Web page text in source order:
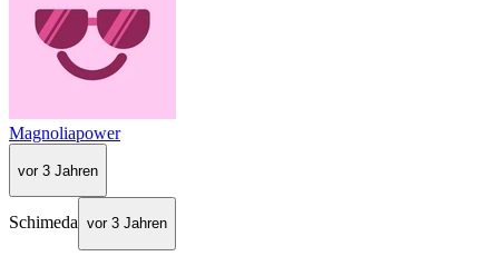
Magnoliapower
vor 3 Jahren
Schimeda vor 3 Jahren